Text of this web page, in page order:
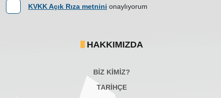
KVKK Açık Rıza metnini onaylıyorum
HAKKIMIZDA
BİZ KİMİZ?
TARİHÇE